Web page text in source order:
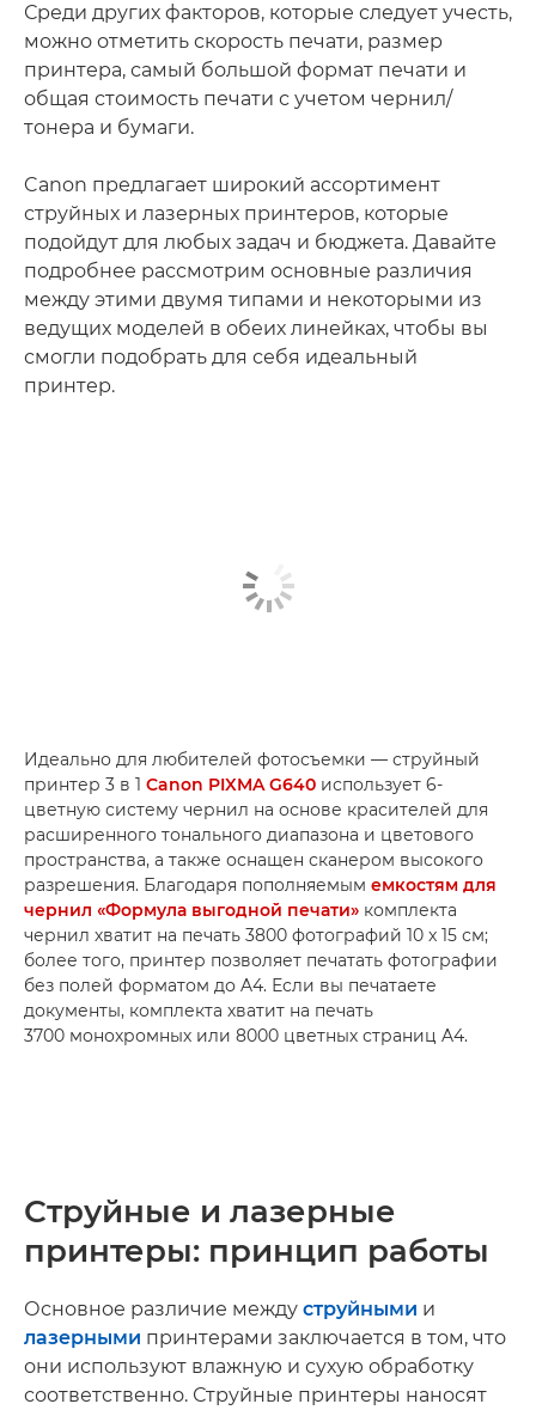
Среди других факторов, которые следует учесть,
можно отметить скорость печати, размер
принтера, самый большой формат печати и
общая стоимость печати с учетом чернил/
тонера и бумаги.
Canon предлагает широкий ассортимент
струйных и лазерных принтеров, которые
подойдут для любых задач и бюджета. Давайте
подробнее рассмотрим основные различия
между этими двумя типами и некоторыми из
ведущих моделей в обеих линейках, чтобы вы
смогли подобрать для себя идеальный
принтер.
Идеально для любителей фотосъемки — струйный
принтер 3 в 1 Canon PIXMA G640 использует 6-
цветную систему чернил на основе красителей для
расширенного тонального диапазона и цветового
пространства, а также оснащен сканером высокого
разрешения. Благодаря пополняемым емкостям для
чернил «Формула выгодной печати» комплекта
чернил хватит на печать 3800 фотографий 10 x 15 см;
более того, принтер позволяет печатать фотографии
без полей форматом до A4. Если вы печатаете
документы, комплекта хватит на печать
3700 монохромных или 8000 цветных страниц A4.
Струйные и лазерные
принтеры: принцип работы
Основное различие между струйными и
лазерными принтерами заключается в том, что
они используют влажную и сухую обработку
соответственно. Струйные принтеры наносят